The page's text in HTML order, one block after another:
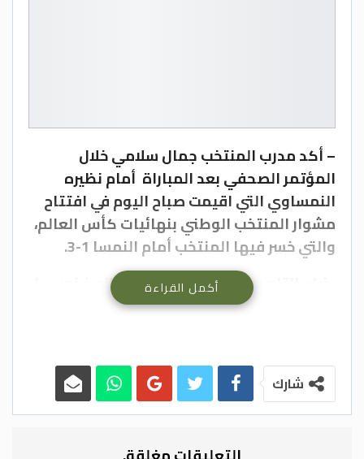
– أكد مدرب المنتخب جمال سلامي خلال
المؤتمر الصحفي بعد المباراة أمام نظيره
النمساوي التي اقيمت صباح اليوم في افتتاح
مشوار المنتخب الوطني بنهائيات كأس العالم،
والتي خسر فيها المنتخب أمام النمسا 1-3.
رضاه التام عن الأداء رغم النتيجة وانه فخور بما
قدمه اللاعبون خلال هذه المواجهة القوية،
وأضاف: “طوينا صفحة مباراة النمسا، وتركيزنا
القادم على المواجهتين المقبلتين أمام الجزائر
والأرجنتين، ونعول على جماهيرنا الأردنية التي
أكمل القراءة
شارك